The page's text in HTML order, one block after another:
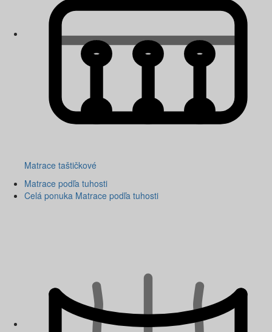
Matrace taštičkové
Matrace podľa tuhosti
Celá ponuka Matrace podľa tuhosti